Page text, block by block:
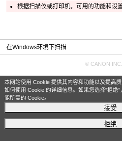
本网站使用 Cookie 提供其内容和功能以及提高
如何使用 Cookie 的详细信息。如果您选择“拒绝
能所需的 Cookie。
接受
拒绝
根据扫描仪或打印机，可用的功能和设
在Windows环境下扫描
© CANON